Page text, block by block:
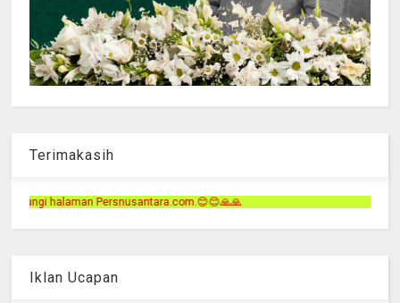
Terimakasih
Iklan Ucapan